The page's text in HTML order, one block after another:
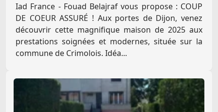
Iad France - Fouad Belajraf vous propose : COUP
DE COEUR ASSURÉ ! Aux portes de Dijon, venez
découvrir cette magnifique maison de 2025 aux
prestations soignées et modernes, située sur la
commune de Crimolois. Idéa...